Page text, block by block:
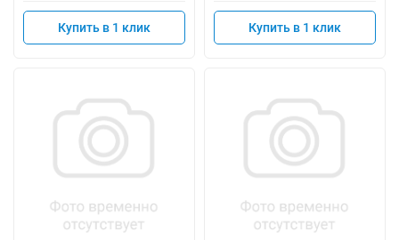
Купить в 1 клик Купить в 1 клик